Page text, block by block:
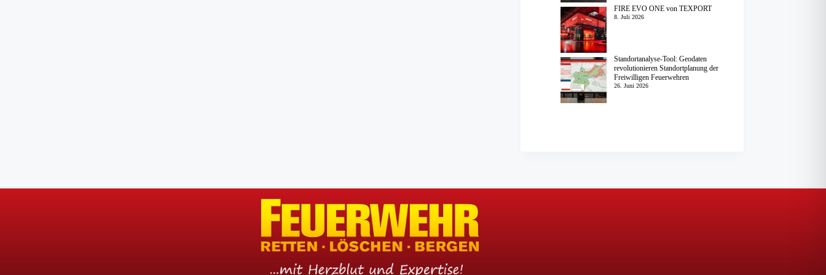
FIRE EVO ONE von TEXPORT
8. Juli 2026
Standortanalyse-Tool: Geodaten
revolutionieren Standortplanung der
Freiwilligen Feuerwehren
26. Juni 2026